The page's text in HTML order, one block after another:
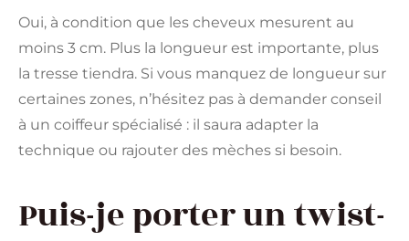
Oui, à condition que les cheveux mesurent au
moins 3 cm. Plus la longueur est importante, plus
la tresse tiendra. Si vous manquez de longueur sur
certaines zones, n’hésitez pas à demander conseil
à un coiffeur spécialisé : il saura adapter la
technique ou rajouter des mèches si besoin.
Puis-je porter un twist-